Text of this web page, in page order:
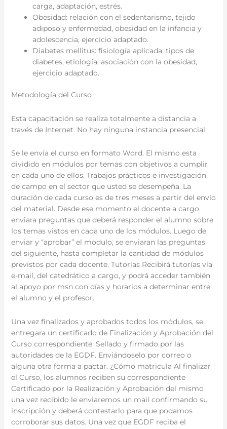
carga, adaptación, estrés.
Obesidad: relación con el sedentarismo, tejido
adiposo y enfermedad, obesidad en la infancia y
adolescencia, ejercicio adaptado.
Diabetes mellitus: fisiología aplicada, tipos de
diabetes, etiología, asociación con la obesidad,
ejercicio adaptado.
Metodología del Curso
Esta capacitación se realiza totalmente a distancia a
través de Internet. No hay ninguna instancia presencial
Se le envía el curso en formato Word. El mismo esta
dividido en módulos por temas con objetivos a cumplir
en cada uno de ellos. Trabajos prácticos e investigación
de campo en el sector que usted se desempeña. La
duración de cada curso es de tres meses a partir del envío
del material. Desde ese momento el docente a cargo
enviara preguntas que deberá responder el alumno sobre
los temas vistos en cada uno de los módulos. Luego de
enviar y “aprobar” el modulo, se enviaran las preguntas
del siguiente, hasta completar la cantidad de módulos
previstos por cada docente. Tutorías Recibirá tutorías vía
e-mail, del catedrático a cargo, y podrá acceder también
al apoyo por msn con días y horarios a determinar entre
el alumno y el profesor.
Una vez finalizados y aprobados todos los módulos, se
entregara un certificado de Finalización y Aprobación del
Curso correspondiente. Sellado y firmado por las
autoridades de la EGDF. Enviándoselo por correo o
alguna otra forma a pactar. ¿Cómo matricula Al finalizar
el Curso, los alumnos reciben su correspondiente
Certificado por la Realización y Aprobación del mismo
una vez recibido le enviaremos un mail confirmando su
inscripción y deberá contestarlo para que podamos
corroborar sus datos. Una vez que EGDF reciba el